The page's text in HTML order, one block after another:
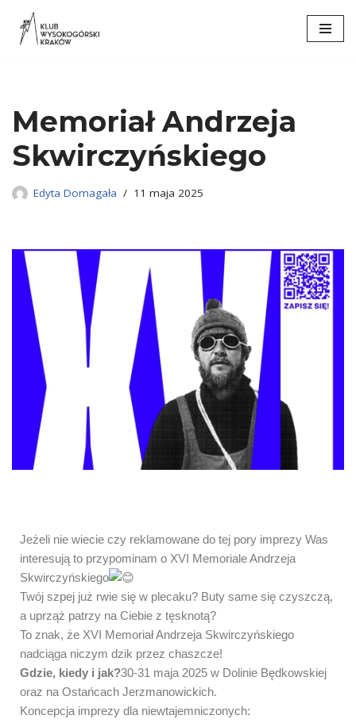
Przejdź
Memoriał Andrzeja
Skwirczyńskiego
Edyta Domagała 11 maja 2025
Jeżeli nie wiecie czy reklamowane do tej pory imprezy Was
interesują to przypominam o XVI Memoriale Andrzeja
Skwirczyńskiego
Twój szpej już rwie się w plecaku? Buty same się czyszczą,
a uprząż patrzy na Ciebie z tęsknotą?
To znak, że XVI Memoriał Andrzeja Skwirczyńskiego
nadciąga niczym dzik przez chaszcze!
Gdzie, kiedy i jak?30-31 maja 2025 w Dolinie Będkowskiej
oraz na Ostańcach Jerzmanowickich.
Koncepcja imprezy dla niewtajemniczonych: